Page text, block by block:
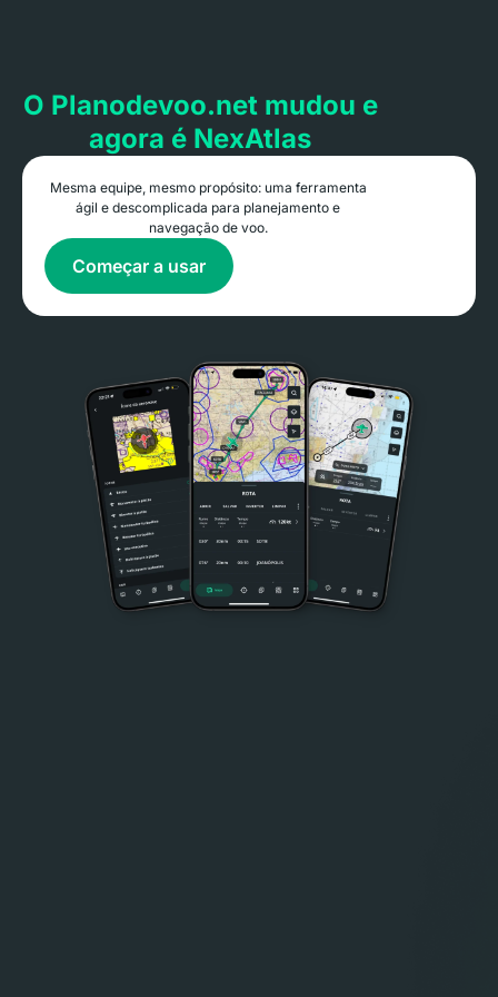
O Planodevoo.net mudou e
agora é NexAtlas
Mesma equipe, mesmo propósito: uma ferramenta
ágil e descomplicada para planejamento e
navegação de voo.
Começar a usar